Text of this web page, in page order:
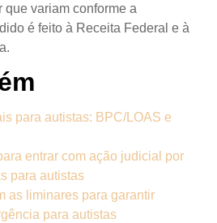
que variam conforme a
é feito à Receita Federal e à
para autistas: BPC/LOAS e
entrar com ação judicial por
para autistas
as liminares para garantir
para autistas